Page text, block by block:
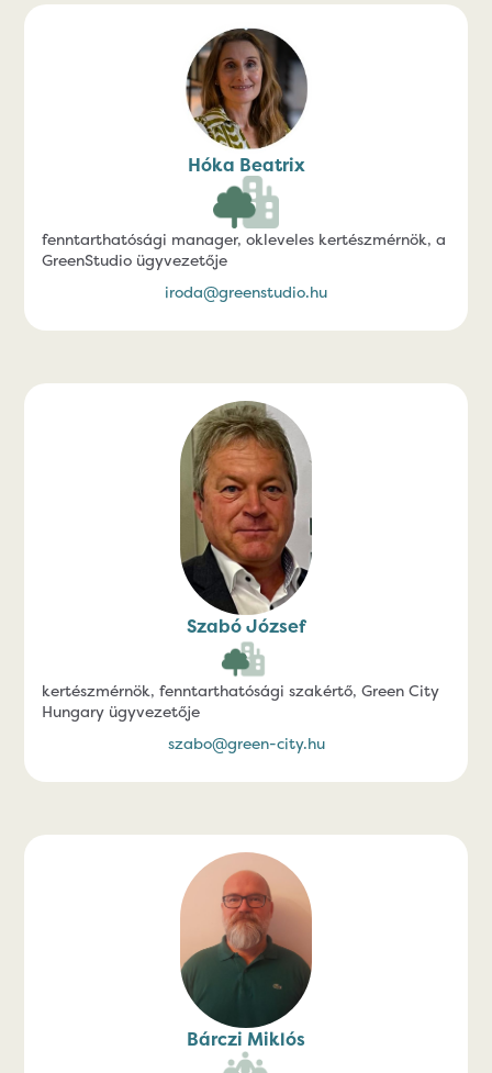
Hóka Beatrix
fenntarthatósági manager, okleveles kertészmérnök, a
GreenStudio ügyvezetője
iroda@greenstudio.hu
Szabó József
kertészmérnök, fenntarthatósági szakértő, Green City
Hungary ügyvezetője
szabo@green-city.hu
Bárczi Miklós